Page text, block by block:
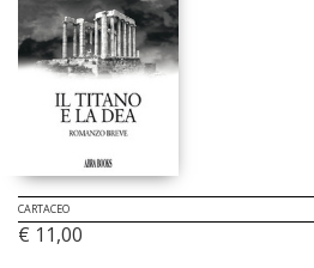
CARTACEO
€ 11,00